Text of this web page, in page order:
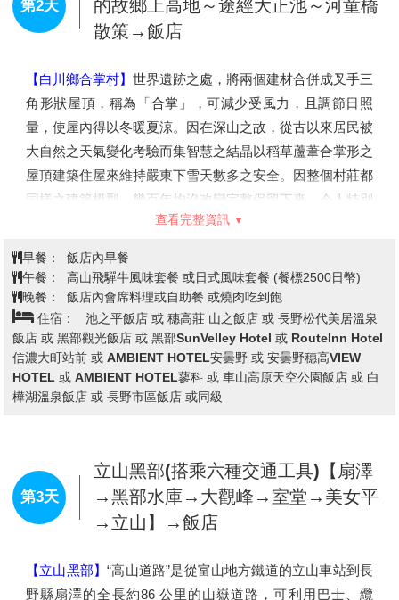
近江八幡的老字號甜點製作商TANEYA品牌的旗艦店，是一
處大自然與甜點美食完美融合的設施。屋頂是小山丘的形
費品嚐到他們引以為傲的年輪蛋糕外，還是個可以放鬆身心
靈的好地方，宛如一座充滿綠意的童話樂園。
查看完整資訊
午餐： 機上美食
晚餐： 日式御膳料理 (約3300日幣)
住宿： Route-Inn 小牧 或 comfort岐阜 或 Quintessa大垣
或 Route-Inn 岐南 或 岐阜市區飯店 或 名古屋市區飯店 或 同級
第2天
世界文化遺產～白川鄉合掌村→神明
的故鄉上高地～途經大正池～河童橋
散策→飯店
【白川鄉合掌村】 世界遺跡之處，將兩個建材合併成叉手三
角形狀屋頂，稱為「合掌」，可減少受風力，且調節日照
屋頂建築住屋來維持嚴東下雪天數多之安全。因整個村莊都
同樣之建築模型，幾百年均沒改變完整保留下來，今人特別
感到不同社會之情景。
岳、常念山脈等環抱著，是標高約1500米的小盆地，屬於
中部山嶽國立公園。經19世紀英國傳教士、登山家沃思特•
查看完整資訊
午餐： 高山飛驒牛風味套餐 或日式風味套餐 (餐標2500日幣)
晚餐：
飯店內會席料理或自助餐 或燒肉吃到飽